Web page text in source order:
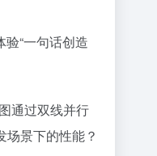
“一句话创造
通过双线并行
景下的性能？